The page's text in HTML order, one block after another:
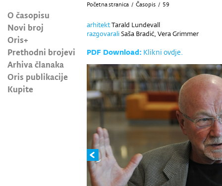
O časopisu
Novi broj
Oris+
Prethodni brojevi
Arhiva članaka
Oris publikacije
Kupite
Početna stranica / Časopis / 59
arhitektTarald Lundevall
razgovaraliSaša Bradić, Vera Grimmer
PDF Download: Klikni ovdje.